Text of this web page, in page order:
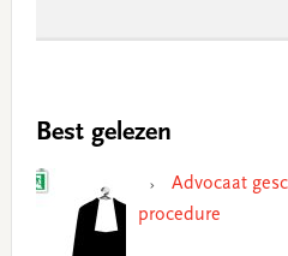
Best gelezen
Advocaat
procedure